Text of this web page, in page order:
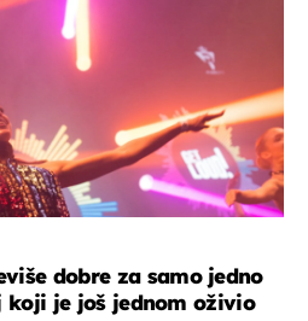
dobre za samo jedno
koji je još jednom oživio